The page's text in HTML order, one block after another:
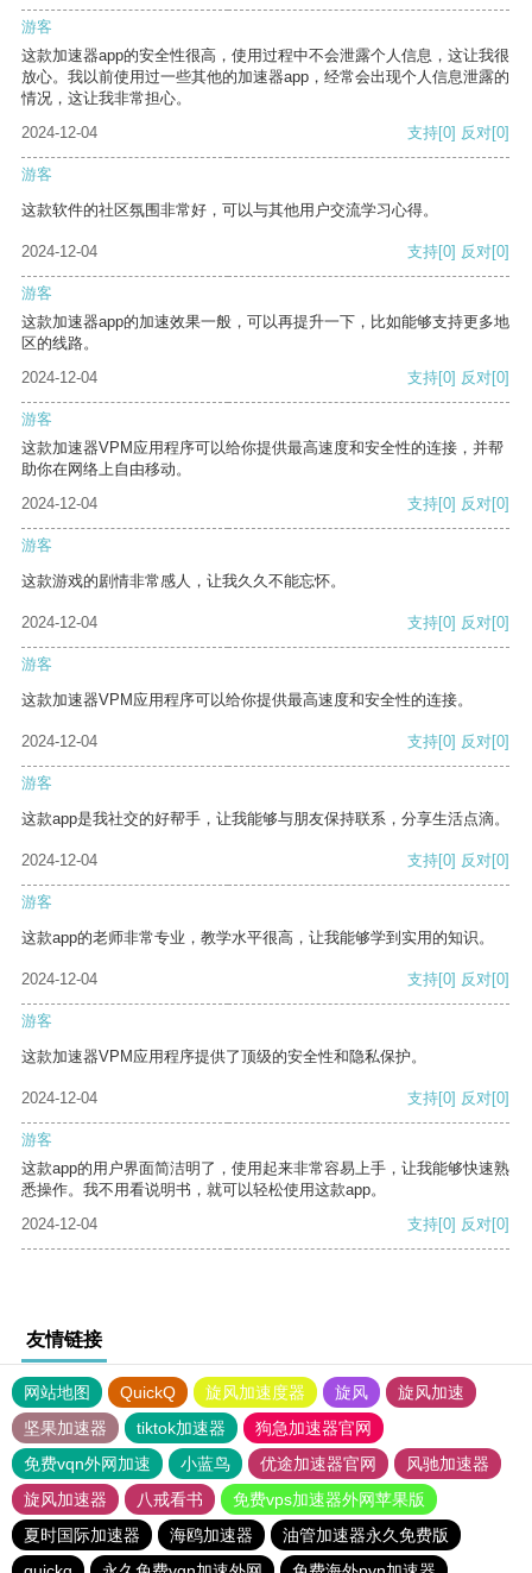
游客
这款加速器app的安全性很高，使用过程中不会泄露个人信息，这让我很
放心。我以前使用过一些其他的加速器app，经常会出现个人信息泄露的
情况，这让我非常担心。
2024-12-04
支持[0] 反对[0]
游客
这款软件的社区氛围非常好，可以与其他用户交流学习心得。
2024-12-04 支持[0] 反对[0]
游客
这款加速器app的加速效果一般，可以再提升一下，比如能够支持更多地
区的线路。
2024-12-04
支持[0] 反对[0]
游客
这款加速器VPM应用程序可以给你提供最高速度和安全性的连接，并帮
助你在网络上自由移动。
2024-12-04
支持[0] 反对[0]
游客
这款游戏的剧情非常感人，让我久久不能忘怀。
2024-12-04 支持[0] 反对[0]
游客
这款加速器VPM应用程序可以给你提供最高速度和安全性的连接。
2024-12-04 支持[0] 反对[0]
游客
这款app是我社交的好帮手，让我能够与朋友保持联系，分享生活点滴。
2024-12-04 支持[0] 反对[0]
游客
这款app的老师非常专业，教学水平很高，让我能够学到实用的知识。
2024-12-04 支持[0] 反对[0]
游客
这款加速器VPM应用程序提供了顶级的安全性和隐私保护。
2024-12-04 支持[0] 反对[0]
游客
这款app的用户界面简洁明了，使用起来非常容易上手，让我能够快速熟
悉操作。我不用看说明书，就可以轻松使用这款app。
2024-12-04
支持[0] 反对[0]
友情链接
网站地图 QuickQ 旋风加速度器 旋风
旋风加速
坚果加速器
tiktok加速器
狗急加速器官网
免费vqn外网加速
小蓝鸟 优途加速器官网
风驰加速器
旋风加速器
八戒看书
免费vps加速器外网苹果版
夏时国际加速器
海鸥加速器
油管加速器永久免费版